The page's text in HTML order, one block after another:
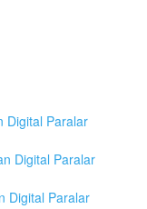
Digital Paralar
Digital Paralar
Digital Paralar